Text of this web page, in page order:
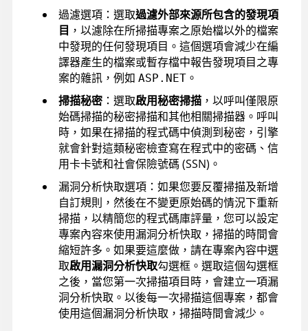
過濾選項：選取過濾外部來源所包含的發現項
目 ，以濾除在所掃描專案之原始檔以外的檔案
中發現的任何發現項目。這個選項會減少在編
譯器產生的檔案或暫存檔中報告發現項目之專
案的雜訊， 例如 ASP.NET 。
掃描秘密 ：選取啟用秘密掃描 ，以呼叫僅限原
始碼掃描的秘密掃描和其他相關掃描器。呼叫
時，如果在掃描的程式碼中偵測到秘密，引擎
就會針對這類秘密檢查寫在程式中的密碼、信
用卡卡號和社會保險號碼 (SSN)。
漏洞分析快取選項：如果您要反覆掃描及新增
自訂規則，然後在不變更原始碼的情況下重新
掃描，以精簡您的程式碼庫評量，您可以設定
專案內容來使用漏洞分析快取，掃描的時間會
縮短許多。如果要這麼做，請在專案內容中選
取啟用漏洞分析快取勾選框。選取這個勾選框
之後，當您第一次掃描項目時，會建立一項漏
洞分析快取。以後每一次掃描這個專案，都會
使用這個漏洞分析快取，掃描時間會減少。